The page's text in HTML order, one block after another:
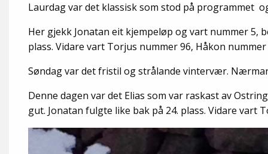
Laurdag var det klassisk som stod på programmet
Her gjekk Jonatan eit kjempeløp og vart nummer 5,
plass. Vidare vart Torjus nummer 96, Håkon
Søndag var det fristil og strålande vintervær.
Denne dagen var det Elias som var raskast av
gut. Jonatan fulgte like bak på 24. plass. Vidare vart